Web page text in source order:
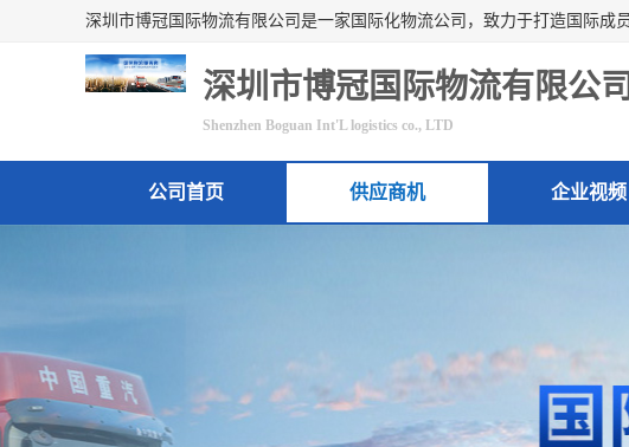
深圳市博冠国际物流有限公司
Shenzhen Boguan Int'L logistics co., LTD
公司首页 供应商机 企业视频